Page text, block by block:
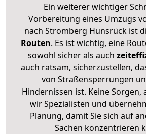
Ein weiterer wichtiger
Vorbereitung eines Umzugs
nach Stromberg Hunsrück ist
Routen. Es ist wichtig, eine
sowohl sicher als auch
auch ratsam, sicherzustellen,
von Straßensperrungen
Hindernissen ist. Keine Sorgen,
wir Spezialisten und
Planung, damit Sie sich auf
Sachen konzentrieren